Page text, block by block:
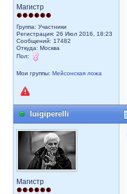
Магистр
Группа: Участники
Регистрация: 26 Июл 2016, 18:23
Сообщений: 17482
Откуда: Москва
Пол:
Мои группы: Мейсонская ложа
luigiperelli
Магистр